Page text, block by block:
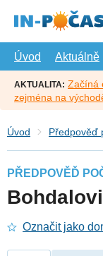
hlavní
Úvod
Aktuálně
AKTUALITA: Začíná
zejména na
Úvod Předpověď
PŘEDPOVĚĎ
Označit jako